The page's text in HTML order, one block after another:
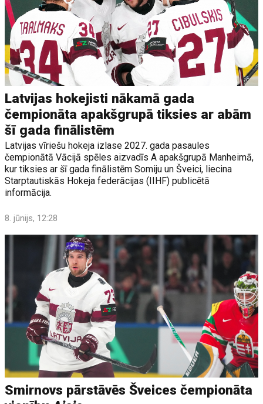
Latvijas hokejisti nākamā gada
čempionāta apakšgrupā tiksies ar abām
šī gada finālistēm
Latvijas vīriešu hokeja izlase 2027. gada pasaules
čempionātā Vācijā spēles aizvadīs A apakšgrupā Manheimā,
kur tiksies ar šī gada finālistēm Somiju un Šveici, liecina
Starptautiskās Hokeja federācijas (IIHF) publicētā
informācija.
8. jūnijs, 12:28
Smirnovs pārstāvēs Šveices čempionāta